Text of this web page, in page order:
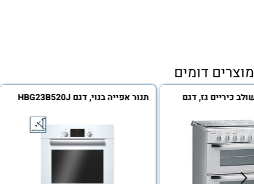
דומים
תנור אפייה בנוי, דגם HBG23B520J
,בוש
גז, דגם